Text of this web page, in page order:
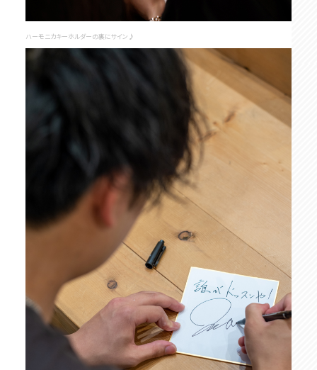
ハーモニカキーホルダーの裏にサイン♪